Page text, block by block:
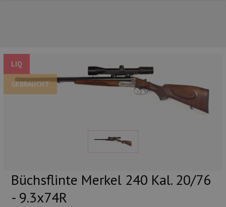
LIQ
GEBRAUCHT
Büchsflinte Merkel 240 Kal. 20/76
- 9.3x74R